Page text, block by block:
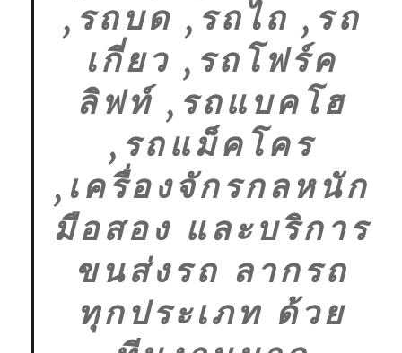
,รถบด ,รถไถ ,รถ
เกี่ยว ,รถโฟร์ค
ลิฟท์ ,รถแบคโฮ
,รถแม็คโคร
,เครื่องจักรกลหนัก
มือสอง และบริการ
ขนส่งรถ ลากรถ
ทุกประเภท ด้วย